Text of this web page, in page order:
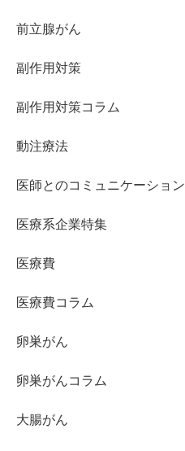
前立腺がん
副作用対策
副作用対策コラム
動注療法
医師とのコミュニケーション
医療系企業特集
医療費
医療費コラム
卵巣がん
卵巣がんコラム
大腸がん